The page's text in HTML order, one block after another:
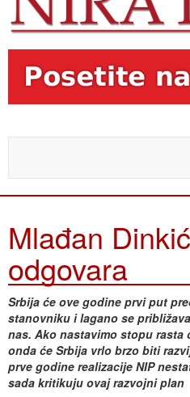
Mlađan
odgovara
Srbija će ove godine prvi put
stanovniku i lagano se
nas. Ako nastavimo stopu rasta
onda će Srbija vrlo brzo biti
prve godine realizacije NIP
sada kritikuju ovaj razvojni plan